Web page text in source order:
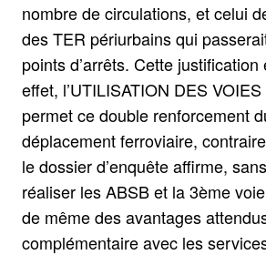
nombre de circulations, et celui
des TER périurbains qui
points d’arrêts. Cette
effet, l’UTILISATION DES
permet ce double renforcement
déplacement ferroviaire,
le dossier d’enquête affirme,
réaliser les ABSB et la 3ème
de même des avantages
complémentaire avec les